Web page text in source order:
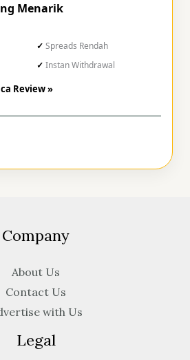
Menarik
Spreads Rendah
Instan Withdrawal
Review »
Company
About Us
Contact Us
with Us
Legal